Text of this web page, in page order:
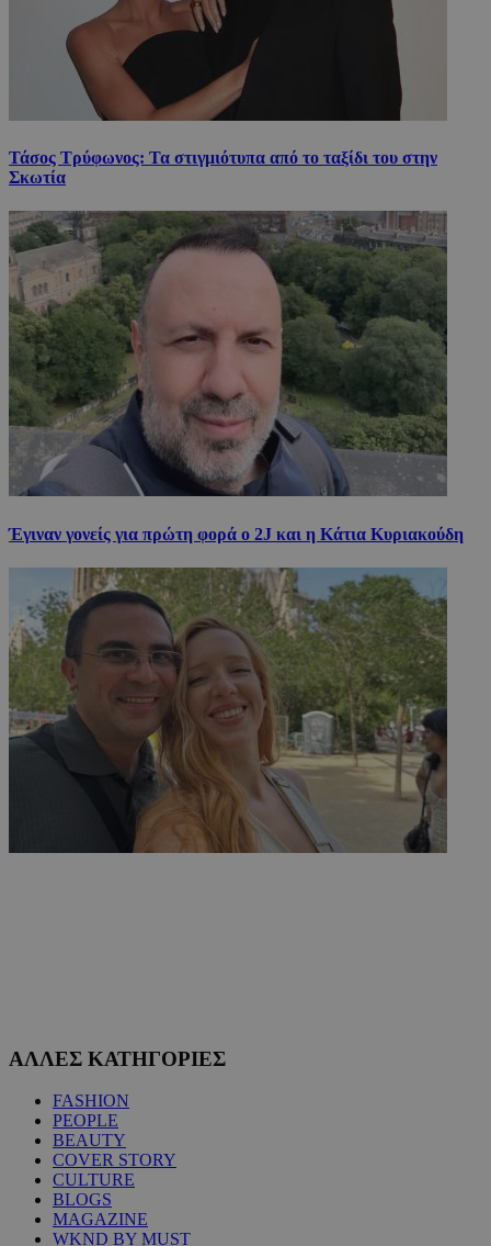
Τάσος Τρύφωνος: Τα στιγμιότυπα από το ταξίδι του στην
Σκωτία
Έγιναν γονείς για πρώτη φορά ο 2J και η Κάτια Κυριακούδη
ΑΛΛΕΣ ΚΑΤΗΓΟΡΙΕΣ
FASHION
PEOPLE
BEAUTY
COVER STORY
CULTURE
BLOGS
MAGAZINE
WKND BY MUST